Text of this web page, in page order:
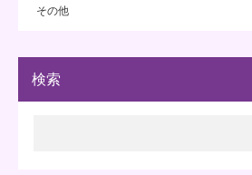
その他
検索